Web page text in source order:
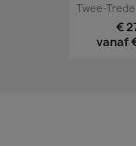
Twee-
€
vanaf